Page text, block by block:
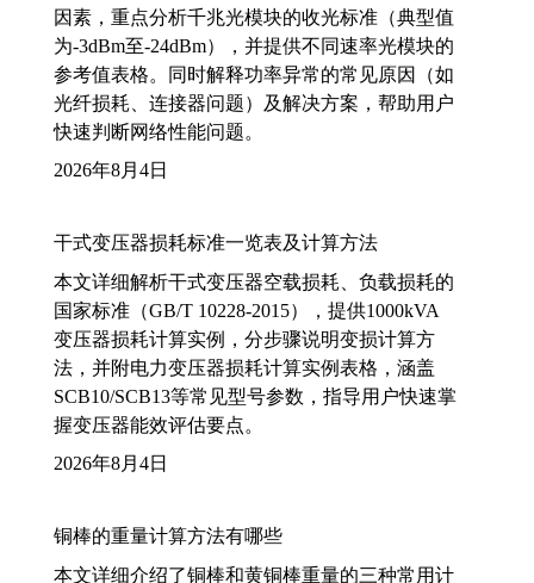
因素，重点分析千兆光模块的收光标准（典型值
为-3dBm至-24dBm），并提供不同速率光模块的
参考值表格。同时解释功率异常的常见原因（如
光纤损耗、连接器问题）及解决方案，帮助用户
快速判断网络性能问题。
2026年8月4日
干式变压器损耗标准一览表及计算方法
本文详细解析干式变压器空载损耗、负载损耗的
国家标准（GB/T 10228-2015），提供1000kVA
变压器损耗计算实例，分步骤说明变损计算方
法，并附电力变压器损耗计算实例表格，涵盖
SCB10/SCB13等常见型号参数，指导用户快速掌
握变压器能效评估要点。
2026年8月4日
铜棒的重量计算方法有哪些
本文详细介绍了铜棒和黄铜棒重量的三种常用计